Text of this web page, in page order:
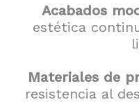
Acabados
estética
Materiales de
resistencia al